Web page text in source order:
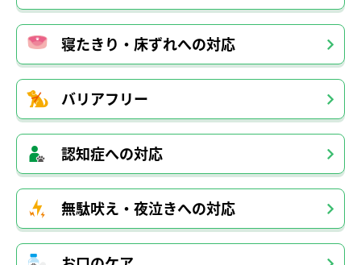
寝たきり・床ずれへの対応
バリアフリー
認知症への対応
無駄吠え・夜泣きへの対応